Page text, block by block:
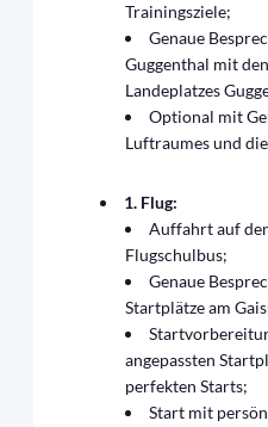
Trainingsziele;
Genaue
Guggenthal mit
Landeplatzes
Optional mit
Luftraumes und
1. Flug:
Auffahrt auf
Flugschulbus;
Genaue
Startplätze am
angepassten
perfekten Starts;
Start mit